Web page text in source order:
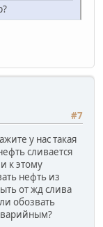
#7
у нас такая
сливается
к этому
нефть из
от жд слива
обозвать